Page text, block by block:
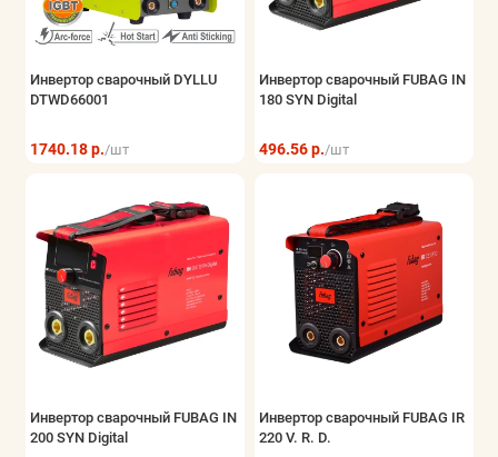
Инвертор сварочный DYLLU
DTWD66001
1740.18 р./шт
Инвертор сварочный FUBAG IN
180 SYN Digital
496.56 р./шт
Инвертор сварочный FUBAG IN
200 SYN Digital
Инвертор сварочный FUBAG IR
220 V. R. D.